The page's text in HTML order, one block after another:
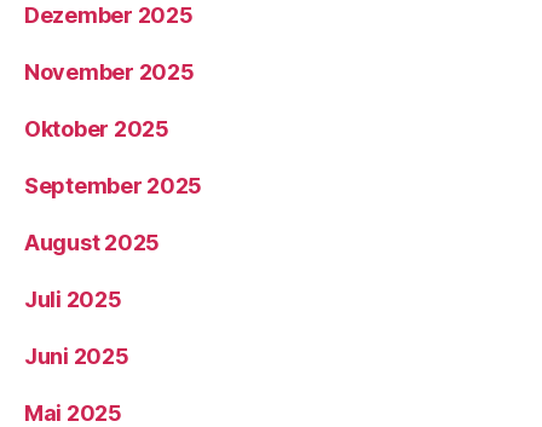
Dezember 2025
November 2025
Oktober 2025
September 2025
August 2025
Juli 2025
Juni 2025
Mai 2025